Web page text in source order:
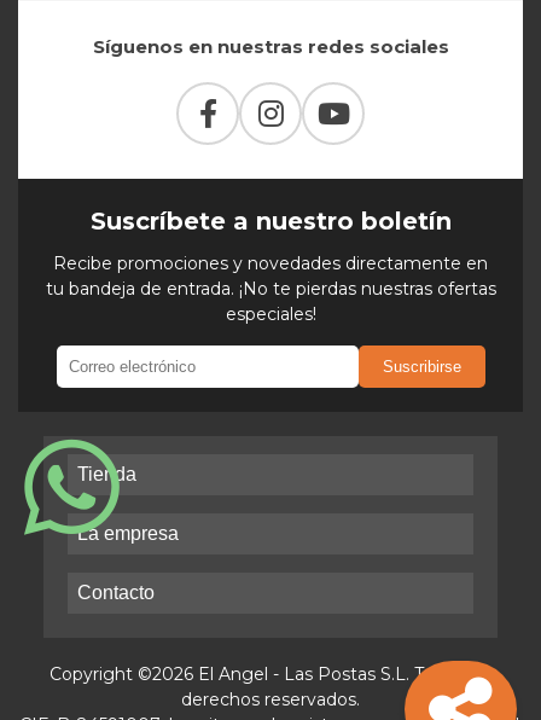
Síguenos en nuestras redes sociales
Suscríbete a nuestro boletín
Recibe promociones y novedades directamente en
tu bandeja de entrada. ¡No te pierdas nuestras ofertas
especiales!
Suscribirse
Tienda
La empresa
Contacto
Copyright ©2026 El Angel - Las Postas S.L. Todos los
derechos reservados.